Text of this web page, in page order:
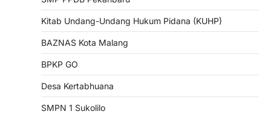
Kitab Undang-Undang Hukum Pidana (KUHP)
BAZNAS Kota Malang
BPKP GO
Desa Kertabhuana
SMPN 1 Sukolilo